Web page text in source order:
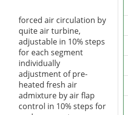
forced air circulation by
quite air turbine,
adjustable in 10% steps
for each segment
individually
adjustment of pre-
heated fresh air
admixture by air flap
control in 10% steps for